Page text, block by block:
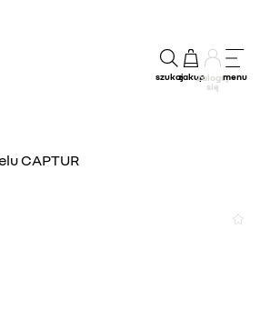
szukajzakupZaloguj
się
menu
CAPTUR